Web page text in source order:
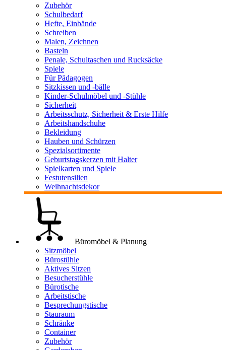
Zubehör
Schulbedarf
Hefte, Einbände
Schreiben
Malen, Zeichnen
Basteln
Penale, Schultaschen und Rucksäcke
Spiele
Für Pädagogen
Sitzkissen und -bälle
Kinder-Schulmöbel und -Stühle
Sicherheit
Arbeitsschutz, Sicherheit & Erste Hilfe
Arbeitshandschuhe
Bekleidung
Hauben und Schürzen
Spezialsortimente
Geburtstagskerzen mit Halter
Spielkarten und Spiele
Festutensilien
Weihnachtsdekor
Büromöbel & Planung
Sitzmöbel
Bürostühle
Aktives Sitzen
Besucherstühle
Bürotische
Arbeitstische
Besprechungstische
Stauraum
Schränke
Container
Zubehör